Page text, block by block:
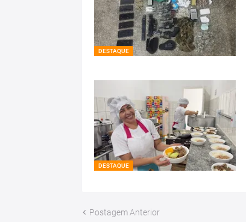
DESTAQUE
DESTAQUE
Postagem Anterior